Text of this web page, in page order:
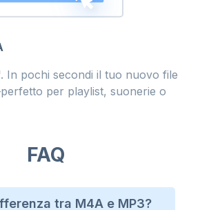
In pochi secondi il tuo nuovo file
per playlist, suonerie o
FAQ
tra M4A e MP3?